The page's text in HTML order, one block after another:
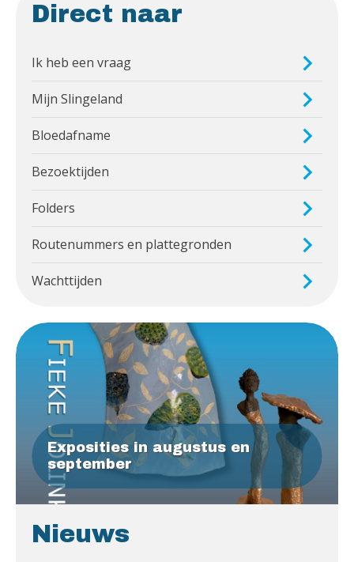
Direct naar
Ik heb een vraag
Mijn Slingeland
Bloedafname
Bezoektijden
Folders
Routenummers en plattegronden
Wachttijden
Exposities in augustus en
september
Nieuws